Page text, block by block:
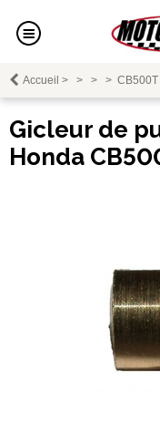
Accueil > > > > CB500T
Gicleur de
Honda